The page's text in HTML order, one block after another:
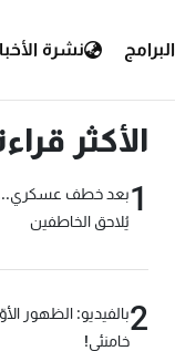
البرامج نشرة
الأكثر
1بعد خطف
يُلاحق الخاطفين
2بالفيديو: الظهور
خامنئي!